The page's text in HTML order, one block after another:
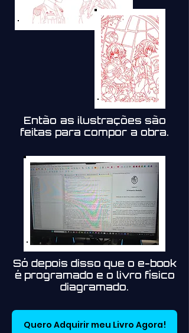
Então as ilustrações são
feitas para compor a obra.
Só depois disso que o e-book
é programado e o livro físico
diagramado.
Quero Adquirir meu Livro Agora!